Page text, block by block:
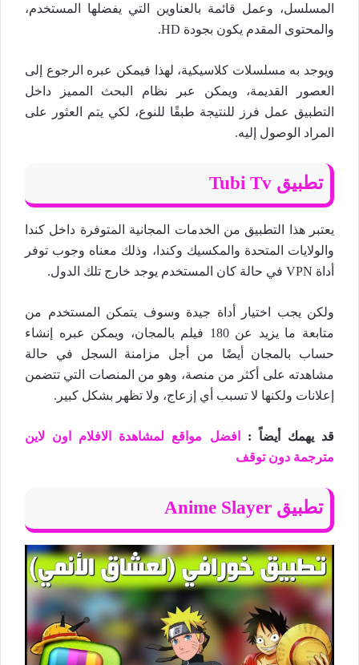
المسلسل، وعمل قائمة بالعناوين التي يفضلها المستخدم،
والمحتوى المقدم يكون بجودة HD.
ويوجد به مسلسلات كلاسيكية، لهذا فيمكن عبره الرجوع إلى
العصور القديمة، ويمكن عبر نظام البحث المميز داخل
التطبيق عمل فرز للنتيجة طبقًا للنوع، لكي يتم العثور على
المراد الوصول إليه.
تطبيق Tubi Tv
يعتبر هذا التطبيق من الخدمات المجانية المتوفرة داخل كندا
والولايات المتحدة والمكسيك وكندا، وذلك معناه وجوب توفر
أداة VPN في حالة كان المستخدم يوجد خارج تلك الدول.
ولكن يجب اختيار أداة جيدة وسوف يتمكن المستخدم من
متابعة ما يزيد عن 180 فيلم بالمجان، ويمكن عبره إنشاء
حساب بالمجان أيضًا من أجل مزامنة السجل في حالة
مشاهدته على أكثر من منصة، وهو من المنصات التي تتضمن
إعلانات ولكنها لا تسبب أي إزعاج، ولا تظهر بشكل كبير.
قد يهمك أيضاً :
افضل مواقع لمشاهدة الافلام اون لاين
مترجمة دون توقف
تطبيق Anime Slayer